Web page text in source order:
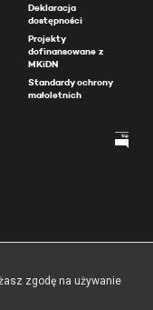
Deklaracja
dostępności
Projekty
dofinansowane z
MKiDN
Standardy ochrony
małoletnich
zgodę na używanie